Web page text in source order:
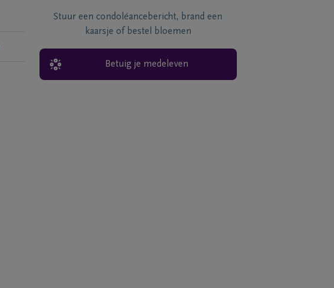
Stuur een condoléancebericht, brand een
kaarsje of bestel bloemen
Betuig je medeleven